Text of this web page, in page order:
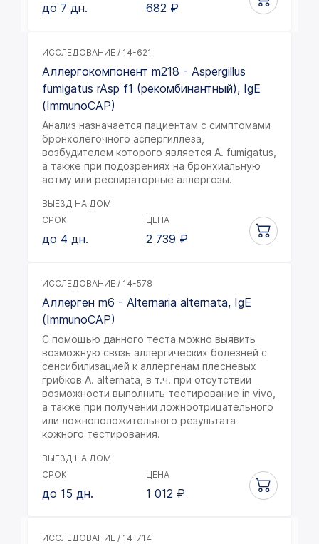
до 7 дн. 682 ₽
ИССЛЕДОВАНИЕ / 14-621
Аллергокомпонент m218 - Aspergillus
fumigatus rAsp f1 (рекомбинантный), IgE
(ImmunoCAP)
Анализ назначается пациентам с симптомами
бронхолёгочного аспергиллёза,
возбудителем которого является A. fumigatus,
а также при подозрениях на бронхиальную
астму или респираторные аллергозы.
ВЫЕЗД НА ДОМ
СРОК
до 4 дн.
ЦЕНА
2 739 ₽
ИССЛЕДОВАНИЕ / 14-578
Аллерген m6 - Alternaria alternata, IgE
(ImmunoCAP)
С помощью данного теста можно выявить
возможную связь аллергических болезней с
сенсибилизацией к аллергенам плесневых
грибков A. alternata, в т.ч. при отсутствии
возможности выполнить тестирование in vivo,
а также при получении ложноотрицательного
или ложноположительного результата
кожного тестирования.
ВЫЕЗД НА ДОМ
СРОК
до 15 дн.
ЦЕНА
1 012 ₽
ИССЛЕДОВАНИЕ / 14-714